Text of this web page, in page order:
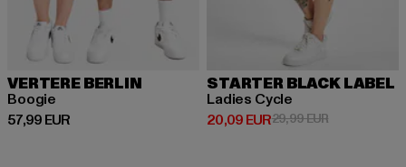
VERTERE BERLIN
Boogie
57,99 EUR
Prix courant: 57,99 EUR
STARTER BLACK LABEL
Ladies Cycle
20,09 EUR
Prix courant: 20,09 EUR
29,99 EURPrix en